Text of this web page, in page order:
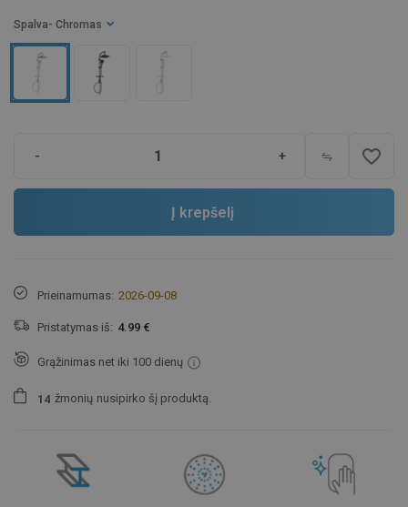
Spalva - Chromas
- + favorite_border
Į krepšelį
Prieinamumas: 2026-09-08
Pristatymas iš: 4.99 €
Grąžinimas net iki 100 dienų
1 4 žmonių nusipirko šį produktą.